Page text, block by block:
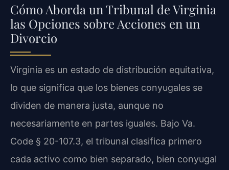
Cómo Aborda un Tribunal de Virginia
las Opciones sobre Acciones en un
Divorcio
Virginia es un estado de distribución equitativa,
lo que significa que los bienes conyugales se
dividen de manera justa, aunque no
necesariamente en partes iguales. Bajo Va.
Code § 20-107.3, el tribunal clasifica primero
cada activo como bien separado, bien conyugal